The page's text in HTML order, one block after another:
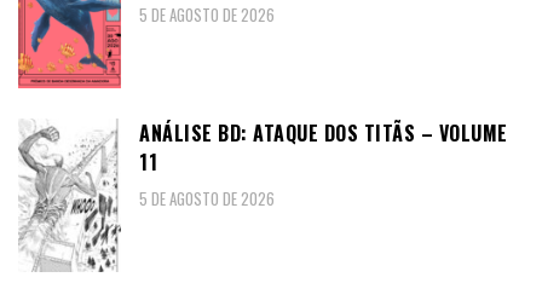
5 DE AGOSTO DE 2026
ANÁLISE BD: ATAQUE DOS TITÃS – VOLUME
11
5 DE AGOSTO DE 2026